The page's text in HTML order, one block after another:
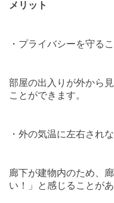
メリット
・プライバシーを守る
部屋の出入りが外から
ことができます。
・外の気温に左右され
廊下が建物内のため、
い！」と感じることがあ